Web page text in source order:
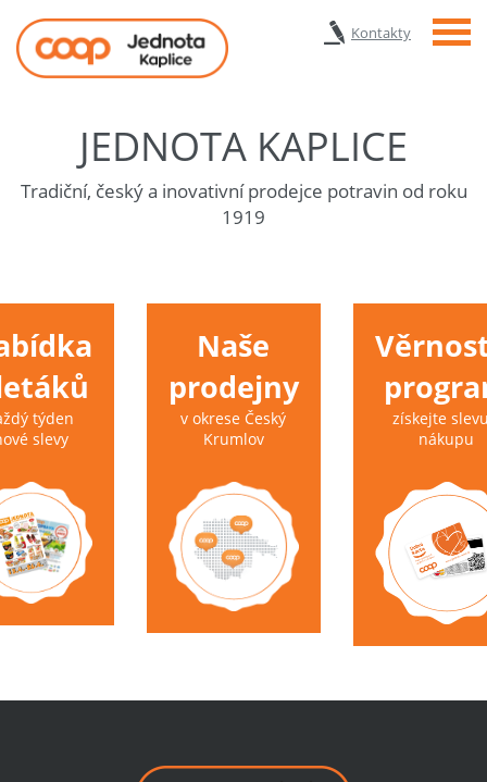
Kontakty Menu
JEDNOTA KAPLICE
Tradiční, český a inovativní prodejce potravin od roku
1919
týden
slevy
Naše
prodejny
v okrese Český
Krumlov
získejte
nákupu